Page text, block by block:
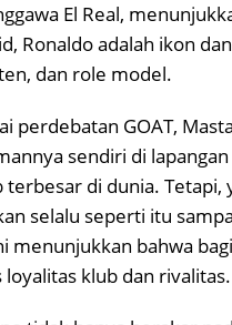
El Real,
Ronaldo adalah ikon
dan role model.
perdebatan GOAT,
sendiri di
terbesar di dunia.
selalu seperti itu
menunjukkan bahwa
klub dan rivalitas.